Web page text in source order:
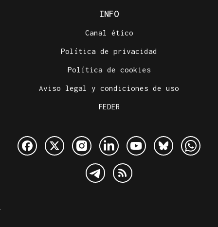
INFO
Canal ético
Política de privacidad
Política de cookies
Aviso legal y condiciones de uso
FEDER